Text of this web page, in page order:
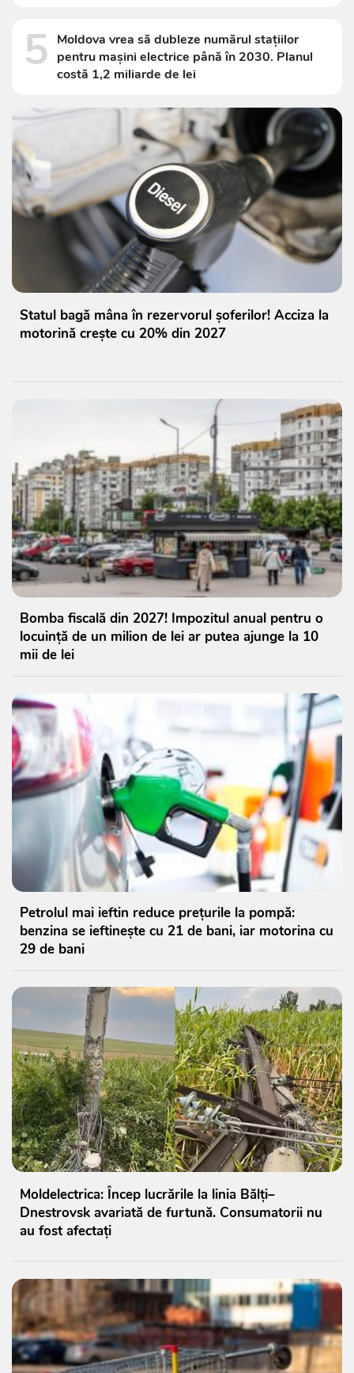
5 Moldova vrea să dubleze numărul stațiilor
pentru mașini electrice până în 2030. Planul
costă 1,2 miliarde de lei
Statul bagă mâna în rezervorul șoferilor! Acciza la
motorină crește cu 20% din 2027
Bomba fiscală din 2027! Impozitul anual pentru o
locuință de un milion de lei ar putea ajunge la 10
mii de lei
Petrolul mai ieftin reduce prețurile la pompă:
benzina se ieftinește cu 21 de bani, iar motorina cu
29 de bani
Moldelectrica: Încep lucrările la linia Bălți–
Dnestrovsk avariată de furtună. Consumatorii nu
au fost afectați